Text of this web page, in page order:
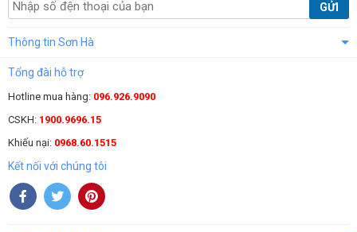
GỬI
Thông tin Sơn Hà
Tổng đài hỗ trợ
Hotline mua hàng: 096.926.9090
CSKH: 1900.9696.15
Khiếu nại: 0968.60.1515
Kết nối với chúng tôi